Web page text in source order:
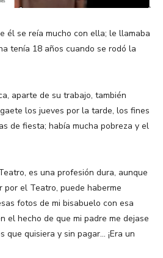
él se reía mucho con ella; le llamaba
tenía 18 años cuando se rodó la
aparte de su trabajo, también
los jueves por la tarde, los fines
de fiesta; había mucha pobreza y el
es una profesión dura, aunque
por el Teatro, puede haberme
fotos de mi bisabuelo con esa
el hecho de que mi padre me dejase
que quisiera y sin pagar… ¡Era un